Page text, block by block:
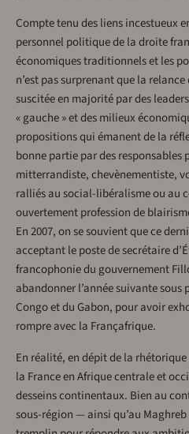
Compte tenu des liens incestueux
personnel politique de la droite
économiques traditionnels et les
n’est pas surprenant que la
suscitée en majorité par des
« gauche » et des milieux
propositions qui émanent de la
bonne partie par des responsables
mitterrandiste, chevènementiste,
ralliés au social-libéralisme ou au
ouvertement profession de
En 2007, on se souvient que ce
acceptant le poste de secrétaire
francophonie du gouvernement
abandonner l’année suivante sous
Congo et du Gabon, pour avoir
rompre avec la Françafrique.
En réalité, en dépit de la
la France en Afrique centrale et
desseins continentaux. Bien au
sous-région — ainsi qu’au